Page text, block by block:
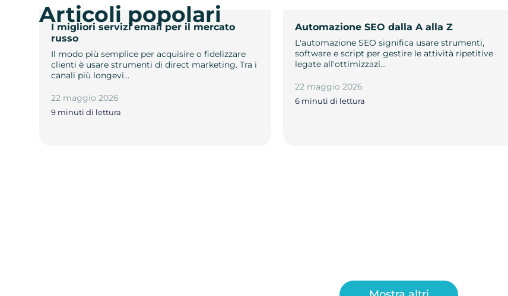
I migliori servizi email per il mercato
russo
Il modo più semplice per acquisire o fidelizzare
clienti è usare strumenti di direct marketing. Tra i
canali più longevi…
22 maggio 2026
9 minuti di lettura
Automazione SEO dalla A alla Z
L'automazione SEO significa usare strumenti,
software e script per gestire le attività ripetitive
legate all'ottimizzazi…
22 maggio 2026
6 minuti di lettura
Articoli popolari